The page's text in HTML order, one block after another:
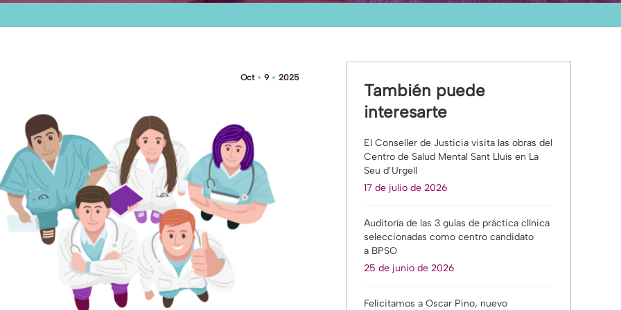
Oct 9 2025
También puede
interesarte
El Conseller de Justicia visita las obras del
Centro de Salud Mental Sant Lluís en La
Seu d’Urgell
17 de julio de 2026
Auditoría de las 3 guías de práctica clínica
seleccionadas como centro candidato
a BPSO
25 de junio de 2026
Felicitamos a Oscar Pino, nuevo